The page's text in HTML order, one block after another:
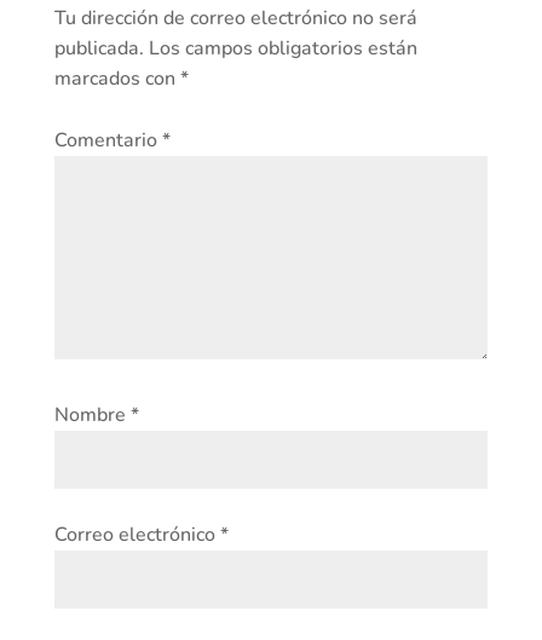
Tu dirección de correo electrónico no será
publicada. Los campos obligatorios están
marcados con *
Comentario*
Nombre *
Correo electrónico*